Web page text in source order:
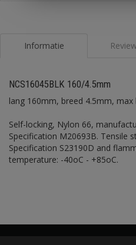
Informatie
NCS16045BLK 160/4.5mm
lang 160mm, breed 4.5mm,
Self-locking, Nylon 66,
Specification M20693B. Tensile
Specification S23190D and
temperature: -40oC - +85oC.